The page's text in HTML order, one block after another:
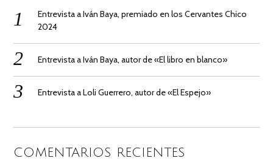
Entrevista a Iván Baya, premiado en los Cervantes Chico
2024
Entrevista a Iván Baya, autor de «El libro en blanco»
Entrevista a Loli Guerrero, autor de «El Espejo»
COMENTARIOS RECIENTES